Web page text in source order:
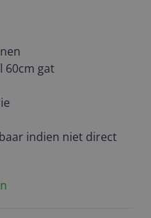
symbolen
het licht uit de
dat deel van de
knoppen.
en voldoet verder
lekker snel op.
60cm gat
indien niet direct